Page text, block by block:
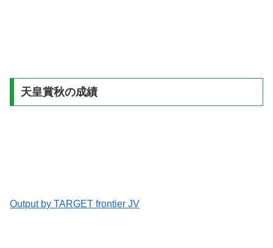
天皇賞秋の成績
Output by TARGET frontier JV